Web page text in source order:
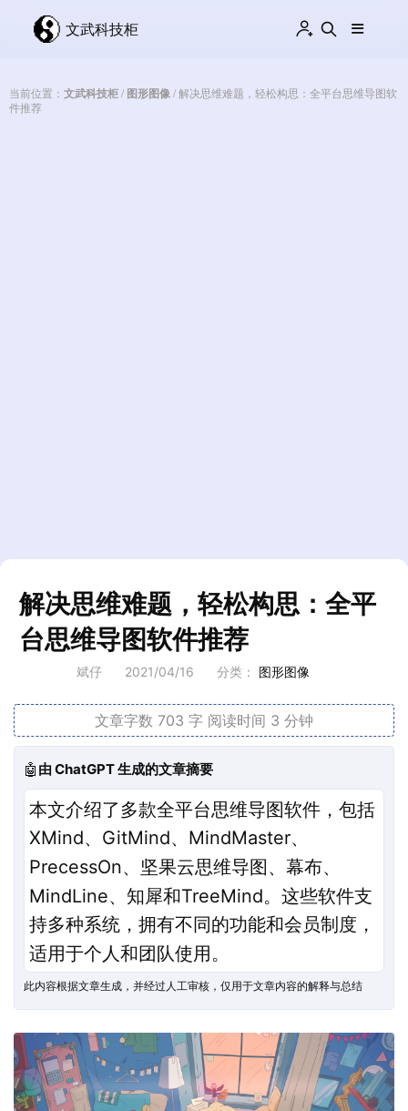
文武科技柜
当前位置： 文武科技柜/ 图形图像/解决思维难题，轻松构思：全平台思维导图软
件推荐
解决思维难题，轻松构思：全平
台思维导图软件推荐
斌仔 2021/04/16 分类： 图形图像
文章字数 703 字 阅读时间 3 分钟
🤖 由 ChatGPT 生成的文章摘要
本文介绍了多款全平台思维导图软件，包括
XMind、GitMind、MindMaster、
PrecessOn、坚果云思维导图、幕布、
MindLine、知犀和TreeMind。这些软件支
持多种系统，拥有不同的功能和会员制度，
适用于个人和团队使用。
此内容根据文章生成，并经过人工审核，仅用于文章内容的解释与总结